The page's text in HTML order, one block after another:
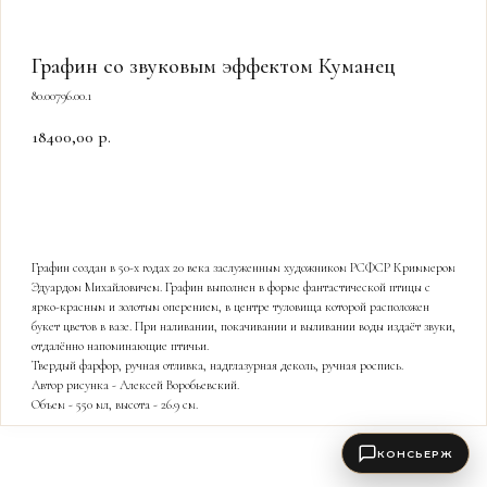
КОНСЬЕРЖ
Графин со звуковым эффектом Куманец
80.00796.00.1
18400,00 р.
Графин создан в 50-х годах 20 века заслуженным художником РСФСР Криммером
Эдуардом Михайловичем. Графин выполнен в форме фантастической птицы с
ярко-красным и золотым оперением, в центре туловища которой расположен
букет цветов в вазе. При наливании, покачивании и выливании воды издаёт звуки,
отдалённо напоминающие птичьи.
Твердый фарфор, ручная отливка, надглазурная деколь, ручная роспись.
Автор рисунка - Алексей Воробьевский.
Объем - 550 мл, высота - 26.9 см.